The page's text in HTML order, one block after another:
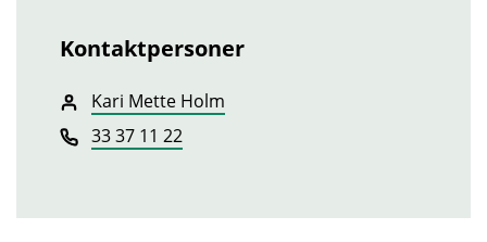
Kontaktpersoner
Kari Mette Holm
33 37 11 22